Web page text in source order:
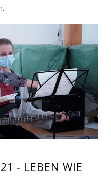
.
- LEBEN WIE